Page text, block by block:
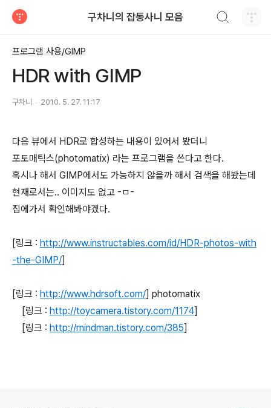
구차니의 잡동사니 모음
프로그램 사용/GIMP
HDR with GIMP
구차니 2010. 5. 27. 11:17
다음 뷰에서 HDR로 합성하는 내용이 있어서 봤더니
포토매틱스(photomatix) 라는 프로그램을 쓴다고 한다.
혹시나 해서 GIMP에서도 가능하지 않을까 해서 검색을 해봤는데
현재로서는.. 이미지도 없고 -ㅁ-
집에가서 확인해봐야겠다.
[링크 : http://www.instructables.com/id/HDR-photos-with
-the-GIMP/]
[링크 : http://www.hdrsoft.com/] photomatix
[링크 : http://toycamera.tistory.com/1174]
[링크 : http://mindman.tistory.com/385]